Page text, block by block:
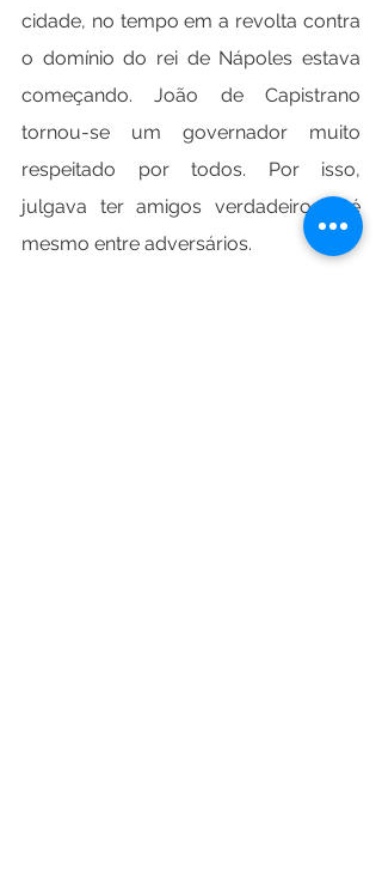
cidade, no tempo em a revolta contra
o domínio do rei de Nápoles estava
começando. João de Capistrano
tornou-se um governador muito
respeitado por todos. Por isso,
julgava ter amigos verdadeiros até
mesmo entre adversários.